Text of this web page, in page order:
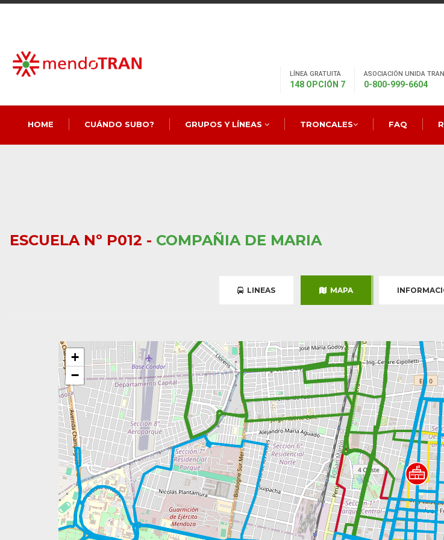
LÍNEA GRATUITA
148 OPCIÓN 7
ASOCIACIÓN UNIDA
0-800-999-6604
HOME CUÁNDO SUBO? GRUPOS Y LÍNEAS TRONCALES FAQ
ESCUELA Nº P012 - COMPAÑIA DE MARIA
LINEAS MAPA
+
−